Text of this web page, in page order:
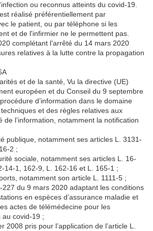
ou reconnus atteints du covid-19.
réalisé préférentiellement par
le patient, ou par téléphone si les
et de l'infirmier ne le permettent pas.
complétant l’arrêté du 14 mars 2020
relatives à la lutte contre la propagation
et de la santé, Vu la directive (UE)
européen et du Conseil du 9 septembre
d’information dans le domaine
et des règles relatives aux
de l’information, notamment la notification
publique, notamment ses articles L. 3131-
2 ;
sociale, notamment ses articles L. 16-
14-1, 162-9, L. 162-16 et L. 165-1 ;
notamment son article L. 1111-5 ;
227 du 9 mars 2020 adaptant les conditions
en espèces d’assurance maladie et
actes de télémédecine pour les
au covid-19 ;
2008 pris pour l’application de l’article L.